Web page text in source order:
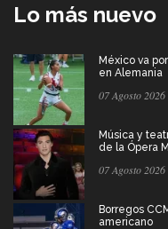
Lo más nuevo
México va
en Alemania
07 Agosto 2026
Música y
de la Ópera
07 Agosto 2026
Borregos
americano